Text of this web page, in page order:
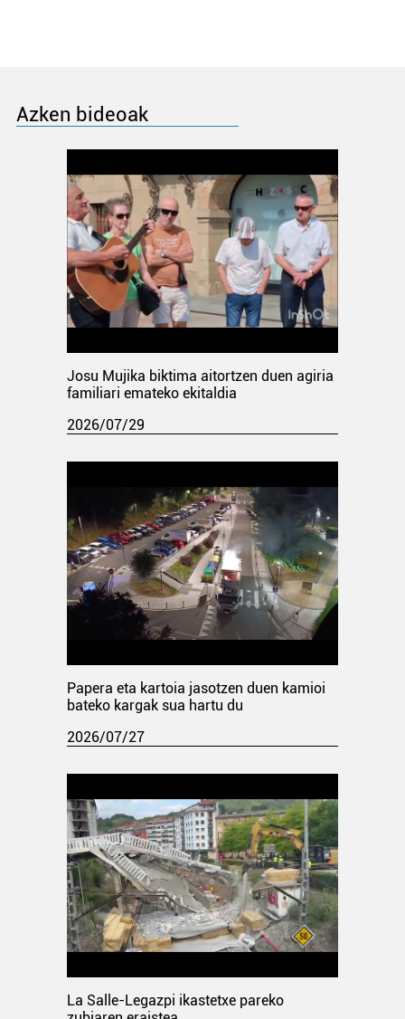
Azken bideoak
Josu Mujika biktima aitortzen duen agiria
familiari emateko ekitaldia
2026/07/29
Papera eta kartoia jasotzen duen kamioi
bateko kargak sua hartu du
2026/07/27
La Salle-Legazpi ikastetxe pareko